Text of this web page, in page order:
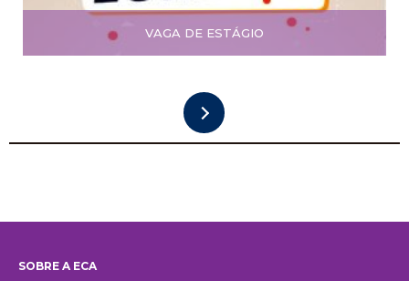
VAGA DE ESTÁGIO
SOBRE A ECA